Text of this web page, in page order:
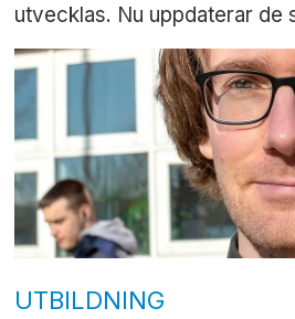
utvecklas. Nu uppdaterar de
UTBILDNING